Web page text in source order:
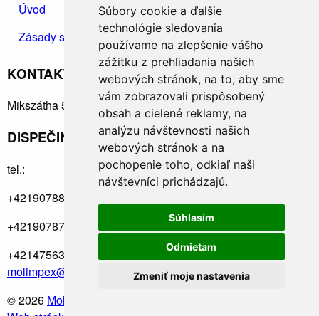
Súbory cookie a ďalšie
technológie sledovania
používame na zlepšenie vášho
zážitku z prehliadania našich
webových stránok, na to, aby sme
vám zobrazovali prispôsobený
obsah a cielené reklamy, na
analýzu návštevnosti našich
webových stránok a na
pochopenie toho, odkiaľ naši
návštevníci prichádzajú.
Súhlasím
Odmietam
Zmeniť moje nastavenia
Úvod Kontakt
Ochrana osobných údajov
Zásady spracúvania osobných údajov
KONTAKTUJTE NÁS+
Mikszátha 5, Rimavská Sobota 97901
DISPEČING: +421915910890
tel.:
+421907884673
+421907874018
+421475632595
molimpex@molimpex.sk
© 2026 Molimpex